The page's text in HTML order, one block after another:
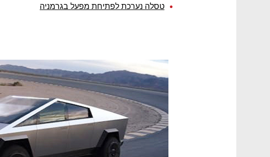
טסלה נערכת לפתיחת מפעל בגרמניה